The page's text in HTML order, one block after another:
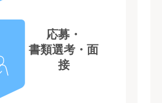
応募・
書類選考・面
接